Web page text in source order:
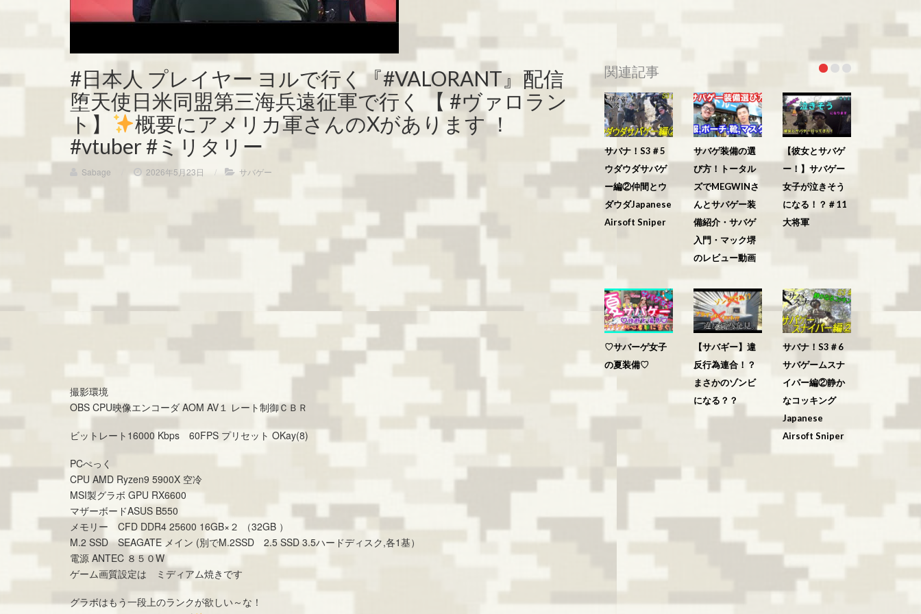
#日本人 プレイヤー ヨルで行く『#VALORANT』配信
堕天使日米同盟第三海兵遠征軍で行く 【 #ヴァロラン
ト】
概要にアメリカ軍さんのXがあります ！
#vtuber #ミリタリー
Sabage 2026年5月23日 / サバゲー
撮影環境
OBS CPU映像エンコーダ AOM AV１ レート制御ＣＢＲ
ビットレート16000 Kbps 60FPS プリセット OKay(8)
PCぺっく
CPU AMD Ryzen9 5900X 空冷
MSI製グラボ GPU RX6600
マザーボードASUS B550
メモリー CFD DDR4 25600 16GB×２ （32GB ）
M.2 SSD SEAGATE メイン (別でM.2SSD 2.5 SSD 3.5ハードディスク,各1基）
電源 ANTEC ８５０W
ゲーム画質設定は ミディアム焼きです
グラボはもう一段上のランクが欲しい～な！
関連記事
サバナ！S3＃5
ウダウダサバゲ
ー編②仲間とウ
ダウダJapanese
Airsoft Sniper
サバゲ装備の選
び方！トータル
ズでMEGWINさ
んとサバゲー装
備紹介・サバゲ
入門・マック堺
のレビュー動画
【彼女とサバゲ
ー！】サバゲー
女子が泣きそう
になる！？＃11
大将軍
♡サバーゲ女子
の夏装備♡
【サバギー】違
反行為連合！？
まさかのゾンビ
になる？？
サバナ！S3＃6
サバゲームスナ
イパー編②静か
なコッキング
Japanese
Airsoft Sniper